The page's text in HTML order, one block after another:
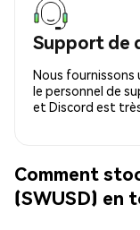
Support de
Nous fournissons
le personnel de
et Discord est
Comment
(SWUSD) en